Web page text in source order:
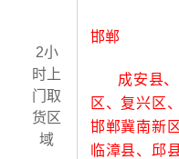
2小
时上
门取
货区
域
邯郸
成安县、
区、复兴区
邯郸冀南新
临漳县、邱